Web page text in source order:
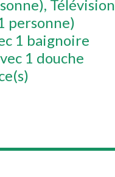
Télévision
personne)
1 baignoire
1 douche